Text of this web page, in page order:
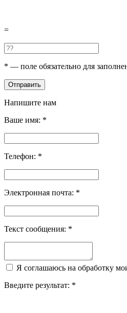
=
* — поле обязательно для
Отправить
Напишите нам
Ваше имя: *
Телефон: *
Электронная почта: *
Текст сообщения: *
Я соглашаюсь на обработку
Введите результат: *